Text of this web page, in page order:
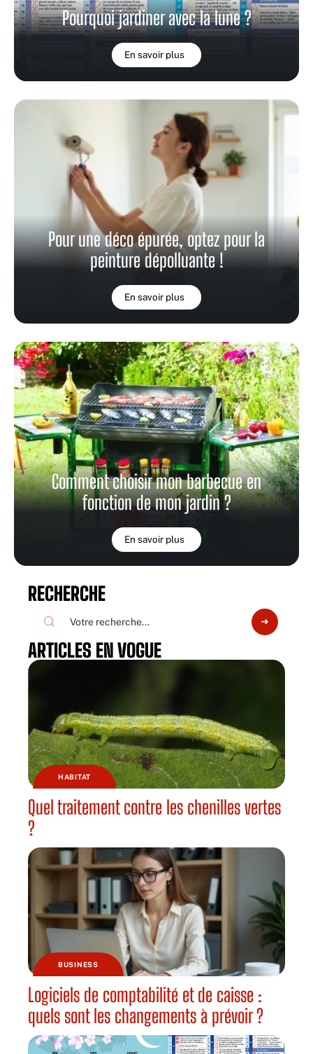
Pourquoi jardiner avec la lune ?
En savoir plus
Pour une déco épurée, optez pour la
peinture dépolluante !
En savoir plus
Comment choisir mon barbecue en
fonction de mon jardin ?
En savoir plus
RECHERCHE
ARTICLES EN VOGUE
HABITAT
Quel traitement contre les chenilles vertes
?
BUSINESS
Logiciels de comptabilité et de caisse :
quels sont les changements à prévoir ?